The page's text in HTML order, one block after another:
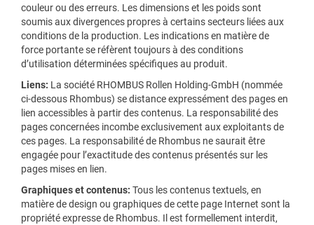
couleur ou des erreurs. Les dimensions et les poids sont
soumis aux divergences propres à certains secteurs liées aux
conditions de la production. Les indications en matière de
force portante se réfèrent toujours à des conditions
d’utilisation déterminées spécifiques au produit.
Liens: La société RHOMBUS Rollen Holding-GmbH (nommée
ci-dessous Rhombus) se distance expressément des pages en
lien accessibles à partir des contenus. La responsabilité des
pages concernées incombe exclusivement aux exploitants de
ces pages. La responsabilité de Rhombus ne saurait être
engagée pour l’exactitude des contenus présentés sur les
pages mises en lien.
Graphiques et contenus: Tous les contenus textuels, en
matière de design ou graphiques de cette page Internet sont la
propriété expresse de Rhombus. Il est formellement interdit,